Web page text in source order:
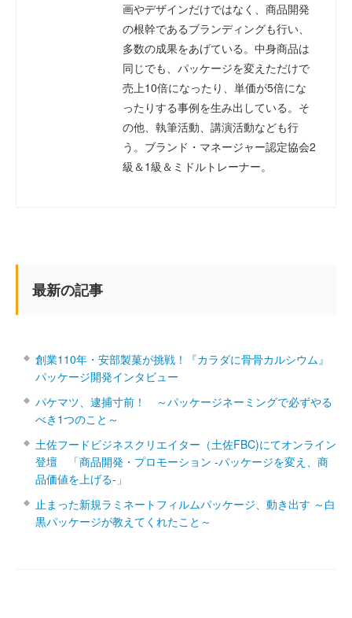
画やデザインだけではなく、商品開発
の根幹であるブランディングも行い、
多数の成果をあげている。中身商品は
同じでも、パッケージを変えただけで
売上10倍になったり、単価が5倍にな
ったりする事例を生み出している。そ
の他、執筆活動、講演活動なども行
う。ブランド・マネージャー認定協会2
級＆1級＆ミドルトレーナー。
最新の記事
創業110年・安部製菓が挑戦！『カラダに骨骨カルシウム』
パッケージ開発インタビュー
パケマツ、逮捕寸前！ ～パッケージネーミングで必ずやる
べき1つのこと～
土佐フードビジネスクリエイター（土佐FBC)にてオンライン
登壇 「商品開発・プロモーション ‐パッケージを変え、商
品価値を上げる‐」
止まった新規ラミネートフィルムパッケージ、動き出す ～白
黒パッケージが教えてくれたこと～